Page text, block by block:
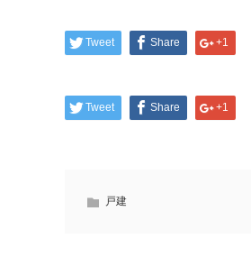
Tweet Share +1
Tweet Share +1
戸建